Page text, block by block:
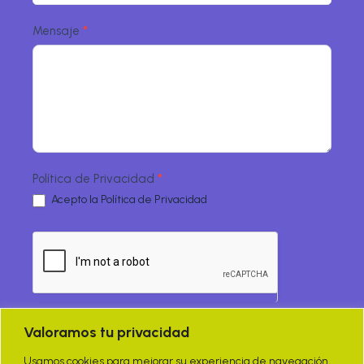
Valoramos tu privacidad
Usamos cookies para mejorar su experiencia de navegación,
Mensaje *
Política de Privacidad *
Acepto la Política de Privacidad
Enviar